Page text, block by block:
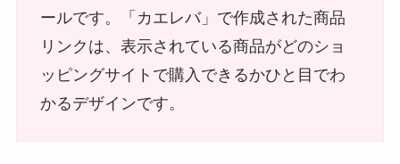
ールです。「カエレバ」で作成された商品
リンクは、表示されている商品がどのショ
ッピングサイトで購入できるかひと目でわ
かるデザインです。